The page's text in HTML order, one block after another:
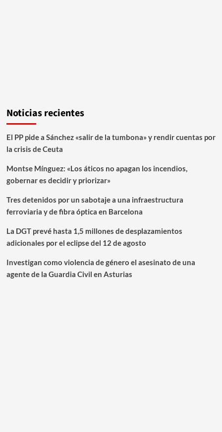
Noticias recientes
El PP pide a Sánchez «salir de la tumbona» y rendir cuentas por
la crisis de Ceuta
Montse Mínguez: «Los áticos no apagan los incendios,
gobernar es decidir y priorizar»
Tres detenidos por un sabotaje a una infraestructura
ferroviaria y de fibra óptica en Barcelona
La DGT prevé hasta 1,5 millones de desplazamientos
adicionales por el eclipse del 12 de agosto
Investigan como violencia de género el asesinato de una
agente de la Guardia Civil en Asturias